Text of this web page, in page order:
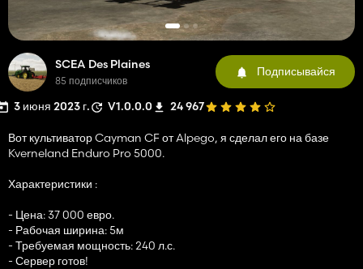
SCEA Des Plaines
85 подписчиков
Подписывайся
3 июня 2023 г. V1.0.0.0 24 967
Вот культиватор Cayman CF от Alpego, я сделал его на базе
Kverneland Enduro Pro 5000.
Характеристики :
- Цена: 37 000 евро.
- Рабочая ширина: 5м
- Требуемая мощность: 240 л.с.
- Сервер готов!